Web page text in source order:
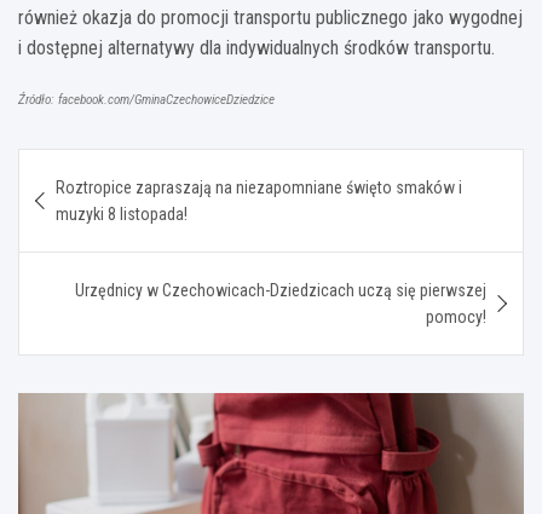
również okazja do promocji transportu publicznego jako wygodnej
i dostępnej alternatywy dla indywidualnych środków transportu.
Źródło: facebook.com/GminaCzechowiceDziedzice
wpisu
Roztropice zapraszają na niezapomniane święto smaków i
muzyki 8 listopada!
Urzędnicy w Czechowicach-Dziedzicach uczą się pierwszej
pomocy!